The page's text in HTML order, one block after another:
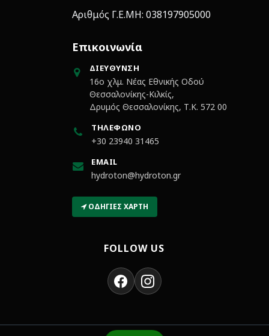
Αριθμός Γ.Ε.ΜΗ: 038197905000
Επικοινωνία
ΔΙΕΎΘΥΝΣΗ
16ο χλμ. Νέας Εθνικής Οδού
Θεσσαλονίκης-Κιλκίς,
Δρυμός Θεσσαλονίκης, Τ.Κ. 572 00
ΤΗΛΈΦΩΝΟ
+30 23940 31465
EMAIL
hydroton@hydroton.gr
ΟΔΗΓΊΕΣ ΧΆΡΤΗ
FOLLOW US